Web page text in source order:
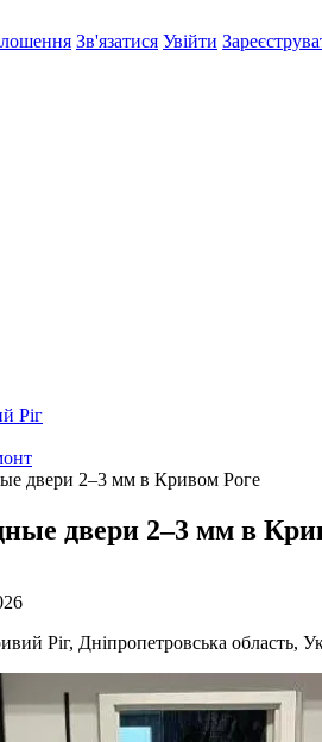
Зв'язатися Увійти
Ріг
двери 2–3 мм в Кривом Роге
двери 2–3 мм в
Ріг, Дніпропетровська область,